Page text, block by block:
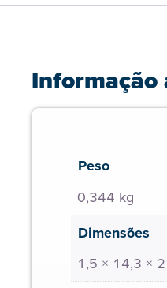
Informação
Peso
0,344 kg
Dimensões
1,5 × 14,3 ×